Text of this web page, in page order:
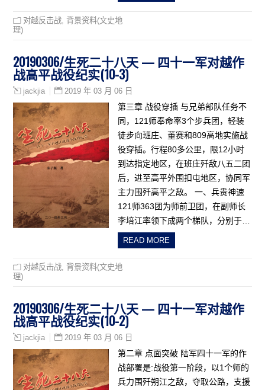
对越反击战 背景资料(文史地
理)
20190306/生死二十八天 — 四十一军对越作
战高平战役纪实(10-3)
jackjia 2019 年 03 月 06 日
第三章 战役穿插 与兄弟部队任务不
同，121师奉命率3个步兵团，轻装
徒步向班庄、董赛和809高地实施战
役穿插。行程80多公里，限12小时
到达指定地区，在班庄歼敌八五二团
后，进至高平外围扣屯地区，协同军
主力围歼高平之敌。 一、兵贵神速
121师363团为师前卫团，在副师长
李培江率领下成两个梯队，分别于…
READ MORE
对越反击战 背景资料(文史地
理)
20190306/生死二十八天 — 四十一军对越作
战高平战役纪实(10-2)
jackjia 2019 年 03 月 06 日
第二章 点面突破 陆军四十一军的作
战部署是:战役第一阶段，以1个师的
兵力围歼朔江之敌，夺取公路，支援